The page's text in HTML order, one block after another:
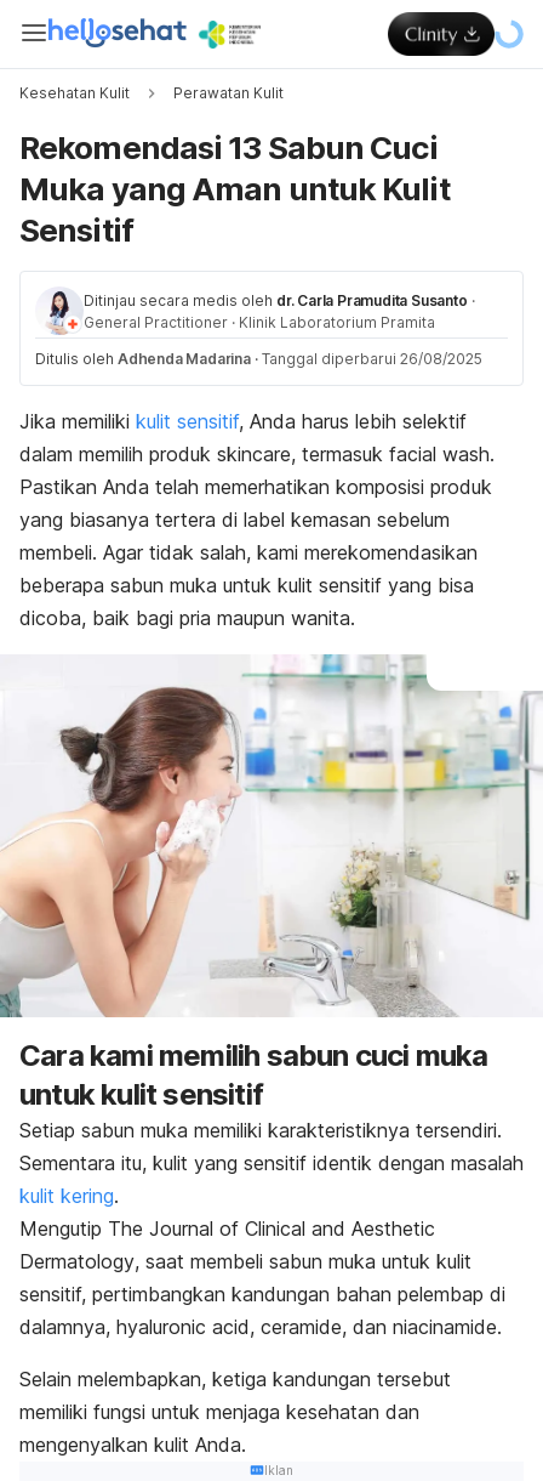
Kesehatan Kulit Perawatan Kulit
Rekomendasi 13 Sabun Cuci
Muka yang Aman untuk Kulit
Sensitif
Ditinjau secara medis oleh dr. Carla Pramudita Susanto ·
General Practitioner · Klinik Laboratorium Pramita
Ditulis oleh Adhenda Madarina · Tanggal diperbarui 26/08/2025
Jika memiliki kulit sensitif, Anda harus lebih selektif
dalam memilih produk skincare, termasuk facial wash.
Pastikan Anda telah memerhatikan komposisi produk
yang biasanya tertera di label kemasan sebelum
membeli. Agar tidak salah, kami merekomendasikan
beberapa sabun muka untuk kulit sensitif yang bisa
dicoba, baik bagi pria maupun wanita.
Cara kami memilih sabun cuci muka
untuk kulit sensitif
Setiap sabun muka memiliki karakteristiknya tersendiri.
Sementara itu, kulit yang sensitif identik dengan masalah
kulit kering.
Mengutip The Journal of Clinical and Aesthetic
Dermatology, saat membeli sabun muka untuk kulit
sensitif, pertimbangkan kandungan bahan pelembap di
dalamnya, hyaluronic acid, ceramide, dan niacinamide.
Selain melembapkan, ketiga kandungan tersebut
memiliki fungsi untuk menjaga kesehatan dan
mengenyalkan kulit Anda.
Iklan